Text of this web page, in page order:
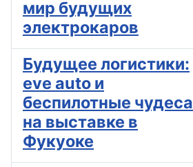
мир будущих
электрокаров
Будущее логистики:
eve auto и
беспилотные чудеса
на выставке в
Фукуоке